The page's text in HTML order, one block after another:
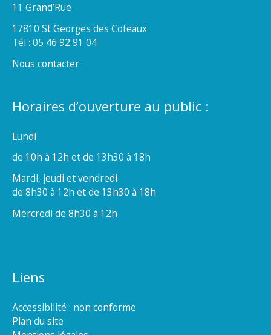
11 Grand’Rue
17810 St Georges des Coteaux
Tél : 05 46 92 91 04
Nous contacter
Horaires d’ouverture au public :
Lundi
de 10h à 12h et de 13h30 à 18h
Mardi, jeudi et vendredi
de 8h30 à 12h et de 13h30 à 18h
Mercredi de 8h30 à 12h
Liens
Accessibilité : non conforme
Plan du site